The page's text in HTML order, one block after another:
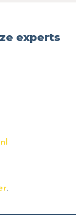
experts
.